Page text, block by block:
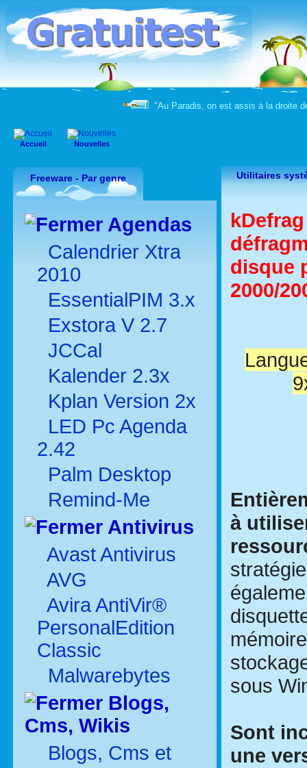
"Au Paradis, on est assis à la droite
Accueil Nouvelles
Freeware - Par genre
Agendas
Calendrier Xtra
2010
EssentialPIM 3.x
Exstora V 2.7
JCCal
Kalender 2.3x
Kplan Version 2x
LED Pc Agenda
2.42
Palm Desktop
Remind-Me
Antivirus
Avast Antivirus
AVG
Avira AntiVir®
PersonalEdition
Classic
Malwarebytes
Blogs,
Cms, Wikis
Blogs, Cms et
Utilitaires
disque
2000/
à
sous
Sont
une